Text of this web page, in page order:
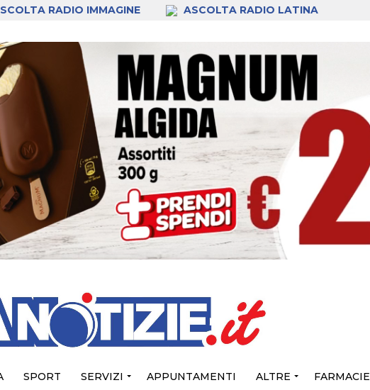
RADIO IMMAGINE ASCOLTA RADIO LATINA
SPORT SERVIZI APPUNTAMENTI ALTRE FARMACIE